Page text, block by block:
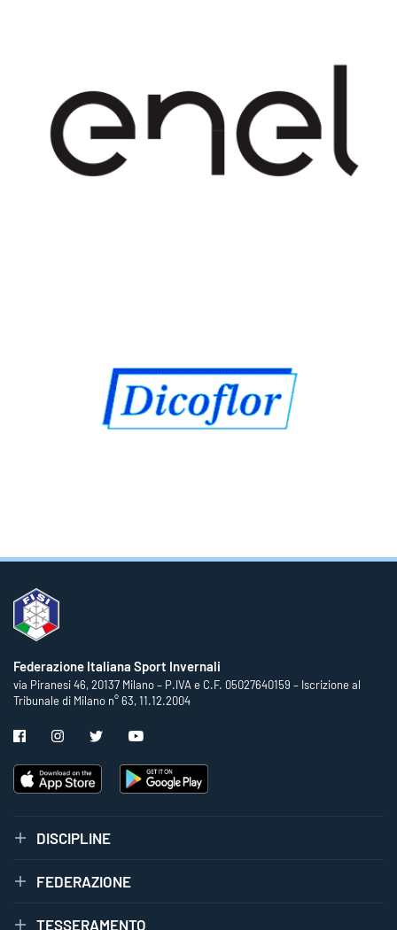
Federazione Italiana Sport Invernali
via Piranesi 46, 20137 Milano – P.IVA e C.F. 05027640159 – Iscrizione al
Tribunale di Milano n° 63, 11.12.2004
DISCIPLINE
FEDERAZIONE
TESSERAMENTO